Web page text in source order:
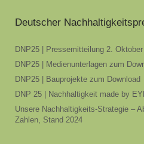
Deutscher
DNP25 | Pressemitteilung 2.
DNP25 | Medienunterlagen zum
DNP25 | Bauprojekte zum Download
DNP 25 | Nachhaltigkeit made by
Unsere Nachhaltigkeits-Strategie –
Zahlen, Stand 2024